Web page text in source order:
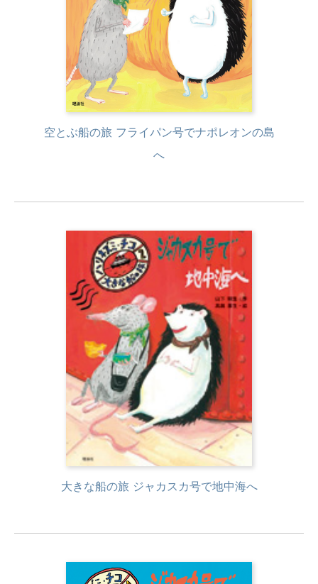
空とぶ船の旅 フライパン号でナポレオンの島
へ
大きな船の旅 ジャカスカ号で地中海へ